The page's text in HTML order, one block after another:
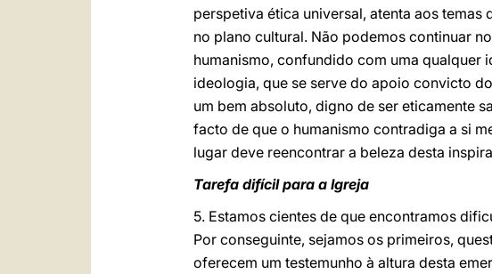
perspetiva ética universal, atenta aos
no plano cultural. Não podemos continuar
humanismo, confundido com uma qualquer
ideologia, que se serve do apoio convicto
um bem absoluto, digno de ser eticamente
facto de que o humanismo contradiga a si
lugar deve reencontrar a beleza desta
Tarefa difícil para a Igreja
5. Estamos cientes de que encontramos
Por conseguinte, sejamos os primeiros,
oferecem um testemunho à altura desta